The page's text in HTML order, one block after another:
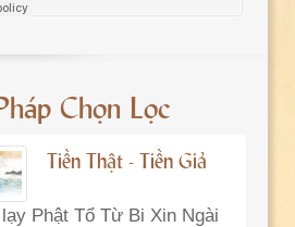
Chọn Lọc
Tiền Thật - Tiền Giả
Phật Tổ Từ Bi Xin Ngài